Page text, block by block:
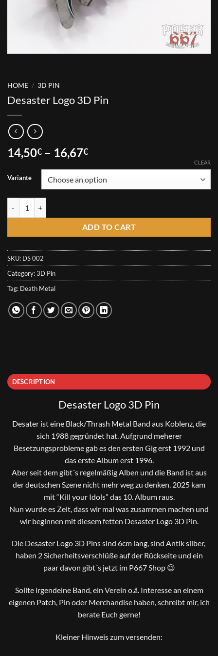
HOME / 3D PIN
Desaster Logo 3D Pin
14,50€ – 16,67€Price
14,50€
through
Variante
CLEAR
ADD TO CART
SKU: DS 002
Category:3D Pin
Tag: Death Metal
DESCRIPTION
Desaster Logo 3D Pin
Desater ist eine Black/Thrash Metal Band aus Koblenz, die
sich 1988 gegründet hat. Aufgrund meherer
Besetzungsprobleme gab es den ersten Gig erst 1992 und
das erste Album erst 1996.
Aber seit dem gibt´s regelmäßig Alben und die Band ist aus
der deutschen Szene nicht mehr weg zu denken. 2025 kam
mit “Kill your Idols” das 10. Album raus.
Nun wurde es Zeit, dass wir mal was zusammen machen und
wir beginnen mit diesem fetten Desaster Logo 3D Pin.
Die Desaster Logo 3D Pins sind 6cm lang, sind Antik silber,
haben 2 Sicherheitsverschlüße auf der Rückseite und ein
paar davon gibt´s jetzt im P667 Shop 😉
Sollte irgendeine Band, ein Verein o.ä. Interesse an einem
eigenen Patch, Pin oder Merchandise haben, schreibt mir, ich
berate Euch gerne!
Kleiner Hinweis zum versenden: